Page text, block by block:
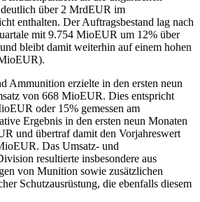
über 2 MrdEUR im
enthalten. Der Auftragsbestand lag nach
mit 9.754 MioEUR um 12% über
bleibt damit weiterhin auf einem hohen
Ammunition erzielte in den ersten neun
von 668 MioEUR. Dies entspricht
oder 15% gemessen am
Ergebnis in den ersten neun Monaten
und übertraf damit den Vorjahreswert
Das Umsatz- und
resultierte insbesondere aus
von Munition sowie zusätzlichen
Schutzausrüstung, die ebenfalls diesem